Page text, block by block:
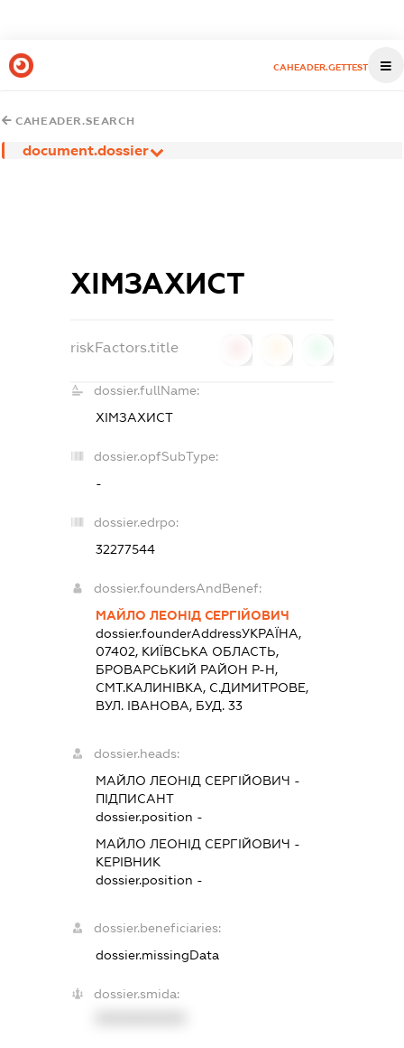
CAHEADER.GETTEST
CAHEADER.SEARCH
document.dossier
ХІМЗАХИСТ
riskFactors.title
dossier.fullName:
ХІМЗАХИСТ
dossier.opfSubType:
-
dossier.edrpo:
32277544
dossier.foundersAndBenef:
МАЙЛО ЛЕОНІД СЕРГІЙОВИЧ
dossier.founderAddressУКРАЇНА,
07402, КИЇВСЬКА ОБЛАСТЬ,
БРОВАРСЬКИЙ РАЙОН Р-Н,
СМТ.КАЛИНІВКА, С.ДИМИТРОВЕ,
ВУЛ. ІВАНОВА, БУД. 33
dossier.heads:
МАЙЛО ЛЕОНІД СЕРГІЙОВИЧ -
ПІДПИСАНТ
dossier.position -
МАЙЛО ЛЕОНІД СЕРГІЙОВИЧ -
КЕРІВНИК
dossier.position -
dossier.beneficiaries:
dossier.missingData
dossier.smida: